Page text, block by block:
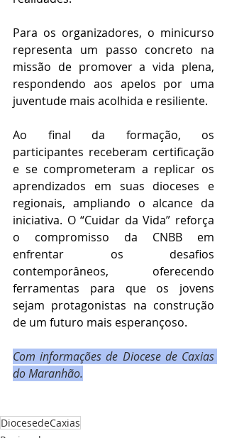
Para os organizadores, o minicurso
representa um passo concreto na
missão de promover a vida plena,
respondendo aos apelos por uma
juventude mais acolhida e resiliente.
Ao final da formação, os
participantes receberam certificação
e se comprometeram a replicar os
aprendizados em suas dioceses e
regionais, ampliando o alcance da
iniciativa. O “Cuidar da Vida” reforça
o compromisso da CNBB em
enfrentar os desafios
contemporâneos, oferecendo
ferramentas para que os jovens
sejam protagonistas na construção
de um futuro mais esperançoso.
Com informações de Diocese de Caxias
do Maranhão.
DiocesedeCaxias